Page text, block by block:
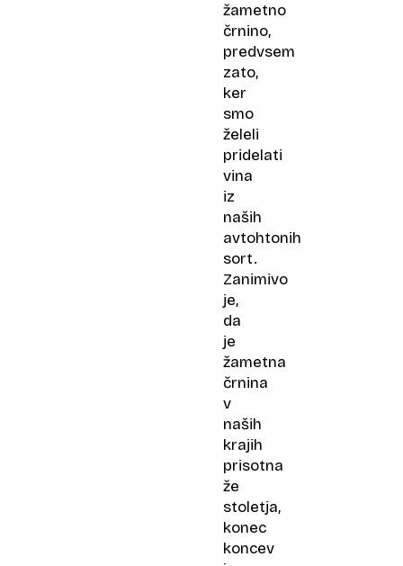
žametno
črnino,
predvsem
zato,
ker
smo
želeli
pridelati
vina
iz
naših
avtohtonih
sort.
Zanimivo
je,
da
je
žametna
črnina
v
naših
krajih
prisotna
že
stoletja,
konec
koncev